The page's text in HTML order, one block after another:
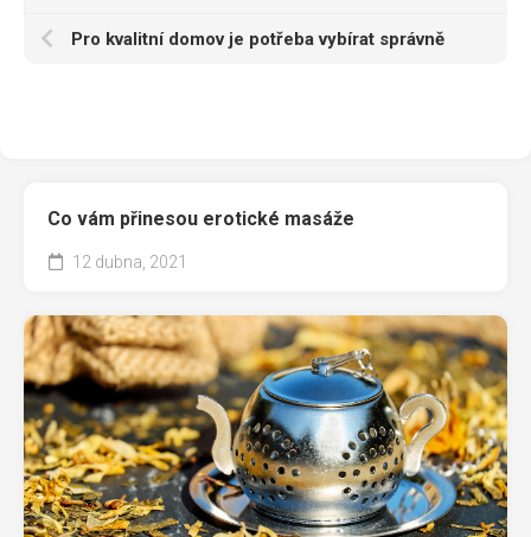
Pro kvalitní domov je potřeba vybírat správně
Co vám přinesou erotické masáže
12 dubna, 2021